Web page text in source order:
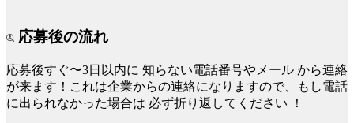
応募後の流れ
応募後すぐ〜3日以内に 知らない電話番号やメール から連絡
が来ます！これは企業からの連絡になりますので、もし電話
に出られなかった場合は 必ず折り返してください ！